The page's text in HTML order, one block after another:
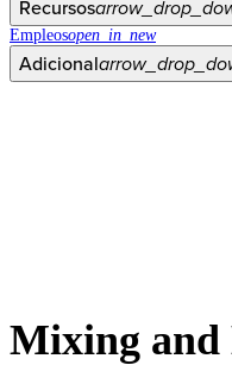
Recursos
Empleosopen_in_new
Adicional
Mixing and